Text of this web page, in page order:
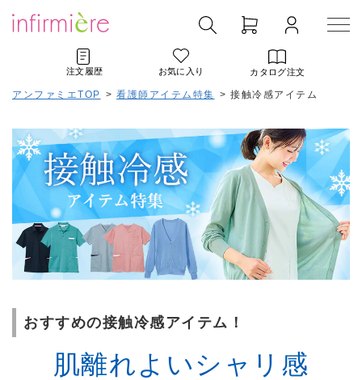
注文履歴 お気に入り カタログ注文
アンファミエTOP > 看護師アイテム特集 > 接触冷感アイテム
おすすめの接触冷感アイテム！
肌離れよいシャリ感